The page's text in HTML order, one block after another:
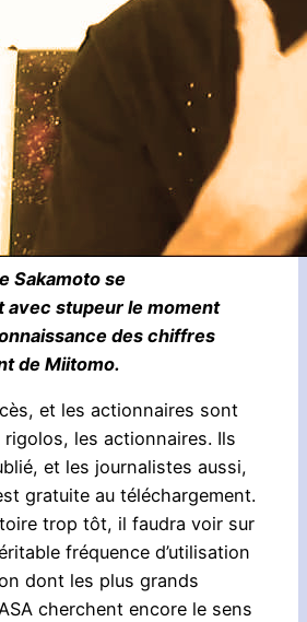
Sakamoto se
avec stupeur le moment
des chiffres
de Miitomo.
et les actionnaires sont
les actionnaires. Ils
et les journalistes aussi,
gratuite au téléchargement.
trop tôt, il faudra voir sur
fréquence d’utilisation
dont les plus grands
cherchent encore le sens